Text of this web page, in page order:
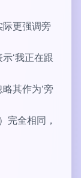
际更强调旁
‘我正在跟
其作为‘旁
全相同，